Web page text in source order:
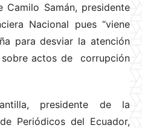
Samán, presidente
Nacional pues “viene
para desviar la atención
sobre actos de corrupción
presidente de la
Periódicos del Ecuador,